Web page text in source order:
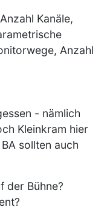
Kanäle,
Anzahl
- nämlich
Kleinkram hier
sollten auch
der Bühne?